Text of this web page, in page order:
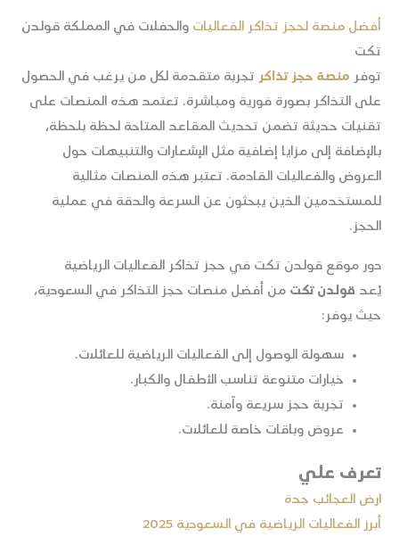
أفضل منصة لحجز تذاكر الفعاليات والحفلات في المملكة قولدن
تكت
توفر منصة حجز تذاكر تجربة متقدمة لكل من يرغب في الحصول
على التذاكر بصورة فورية ومباشرة. تعتمد هذه المنصات على
تقنيات حديثة تضمن تحديث المقاعد المتاحة لحظة بلحظة،
بالإضافة إلى مزايا إضافية مثل الإشعارات والتنبيهات حول
العروض والفعاليات القادمة. تعتبر هذه المنصات مثالية
للمستخدمين الذين يبحثون عن السرعة والدقة في عملية
الحجز.
دور موقع قولدن تكت في حجز تذاكر الفعاليات الرياضية
يُعد قولدن تكت من أفضل منصات حجز التذاكر في السعودية،
حيث يوفر:
سهولة الوصول إلى الفعاليات الرياضية للعائلات.
خيارات متنوعة تناسب الأطفال والكبار.
تجربة حجز سريعة وآمنة.
عروض وباقات خاصة للعائلات.
تعرف علي
ارض العجائب جدة
أبرز الفعاليات الرياضية في السعودية 2025